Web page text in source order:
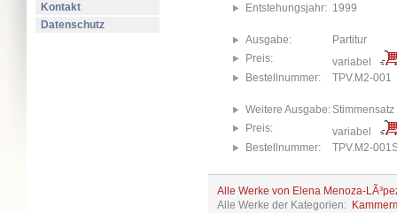
Kontakt
Datenschutz
Entstehungsjahr: 1999
Ausgabe:
Partitur
Preis:
variabel
Bestellnummer:
TPV.M2-001
Weitere Ausgabe:Stimmensatz
Preis:
variabel
Bestellnummer:
TPV.M2-
Alle Werke von Elena Menoza-
Alle Werke der Kategorien: